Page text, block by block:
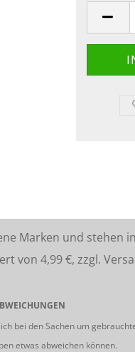
Marken und stehen
4,99 €, zzgl.
bei den Sachen um
etwas abweichen können.